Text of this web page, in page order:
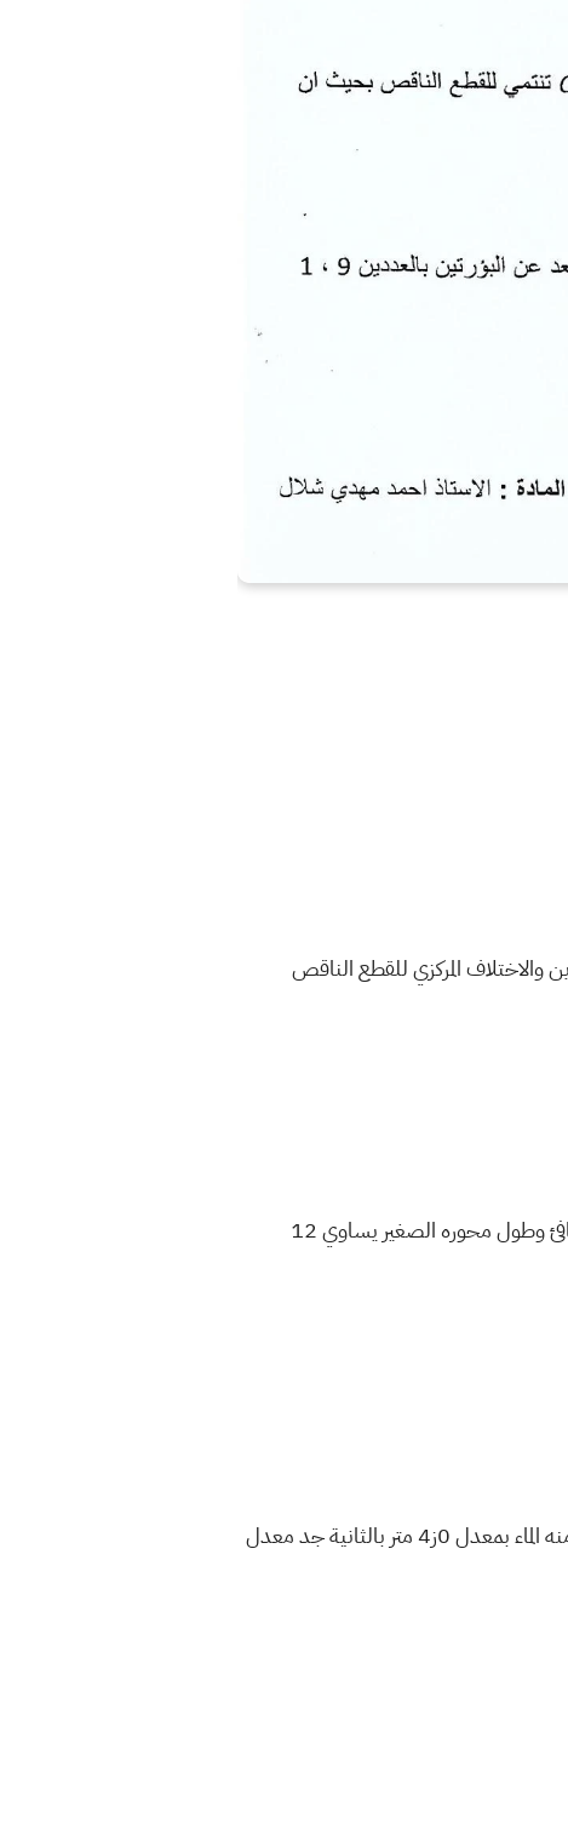
والاختلاف المركزي للقطع الناقص
جد معادلة القطع الناقص الذي مركزة نقطة الاصل واحدى بؤرتية بؤرة القطع المكافئ وطول محوره الصغير يساوي 12
خزان مملؤ بالماء على شكل متوازي سطوح مستطيلة قاعدته مربعة طول ضلعها 2 متر يتسرب منه الماء بمعدل 0ز4 متر بالثانية جد معدل